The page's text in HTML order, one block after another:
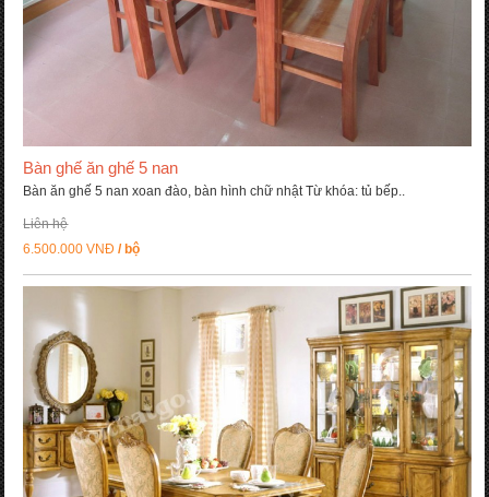
Bàn ghế ăn ghế 5 nan
Bàn ăn ghế 5 nan xoan đào, bàn hình chữ nhật Từ khóa: tủ bếp..
Liên hệ
6.500.000 VNĐ/ bộ